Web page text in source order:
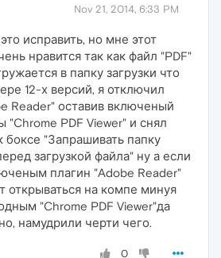
Nov 21, 2014, 6:33 PM
исправить, но мне этот
нравится так как файл "PDF"
в папку загрузки что
12-х версий, я отключил
Reader" оставив включеный
"Chrome PDF Viewer" и снял
боксе "Запрашивать папку
загрузкой файла" ну а если
плагин "Adobe Reader"
открываться на компе минуя
"Chrome PDF Viewer"да
намудрили черти чего.
0